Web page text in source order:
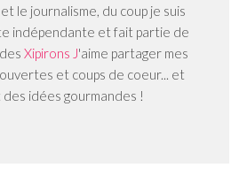
le journalisme, du coup je suis
indépendante et fait partie de
Xipirons J'aime partager mes
et coups de coeur... et
idées gourmandes !